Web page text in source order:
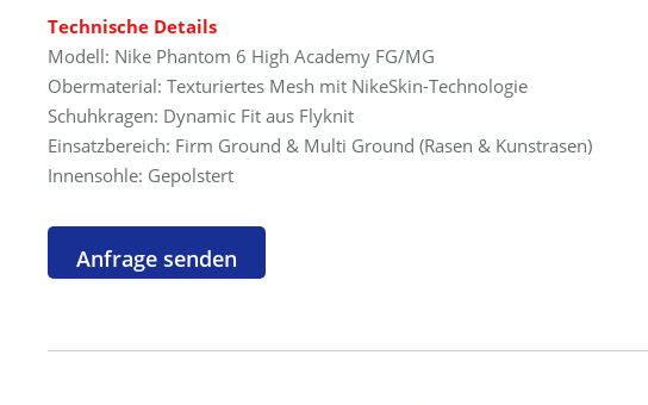
Technische Details
Modell: Nike Phantom 6 High Academy FG/MG
Obermaterial: Texturiertes Mesh mit NikeSkin-Technologie
Schuhkragen: Dynamic Fit aus Flyknit
Einsatzbereich: Firm Ground & Multi Ground (Rasen & Kunstrasen)
Innensohle: Gepolstert